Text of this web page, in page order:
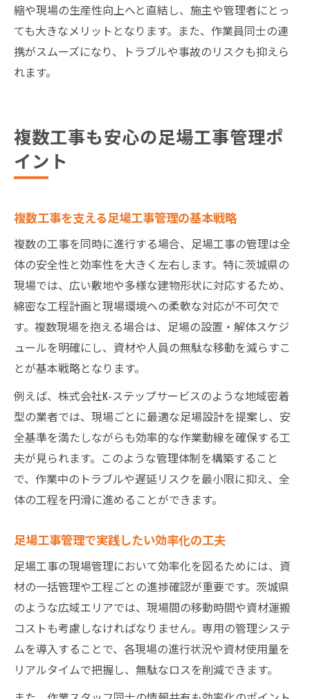
縮や現場の生産性向上へと直結し、施主や管理者にとっ
ても大きなメリットとなります。また、作業員同士の連
携がスムーズになり、トラブルや事故のリスクも抑えら
れます。
複数工事も安心の足場工事管理ポ
イント
複数工事を支える足場工事管理の基本戦略
複数の工事を同時に進行する場合、足場工事の管理は全
体の安全性と効率性を大きく左右します。特に茨城県の
現場では、広い敷地や多様な建物形状に対応するため、
綿密な工程計画と現場環境への柔軟な対応が不可欠で
す。複数現場を抱える場合は、足場の設置・解体スケジ
ュールを明確にし、資材や人員の無駄な移動を減らすこ
とが基本戦略となります。
例えば、株式会社K-ステップサービスのような地域密着
型の業者では、現場ごとに最適な足場設計を提案し、安
全基準を満たしながらも効率的な作業動線を確保する工
夫が見られます。このような管理体制を構築すること
で、作業中のトラブルや遅延リスクを最小限に抑え、全
体の工程を円滑に進めることができます。
足場工事管理で実践したい効率化の工夫
足場工事の現場管理において効率化を図るためには、資
材の一括管理や工程ごとの進捗確認が重要です。茨城県
のような広域エリアでは、現場間の移動時間や資材運搬
コストも考慮しなければなりません。専用の管理システ
ムを導入することで、各現場の進行状況や資材使用量を
リアルタイムで把握し、無駄なロスを削減できます。